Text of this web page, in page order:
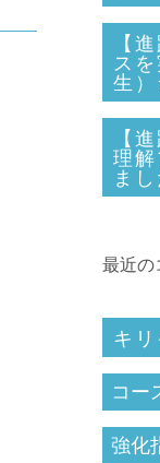
【
ス
生
【
理解
ま
最近の
キ